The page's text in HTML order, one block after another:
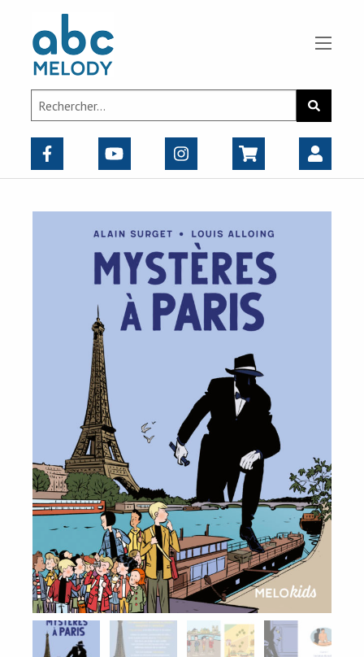
Search
for:
Panneau de gestion des cookies